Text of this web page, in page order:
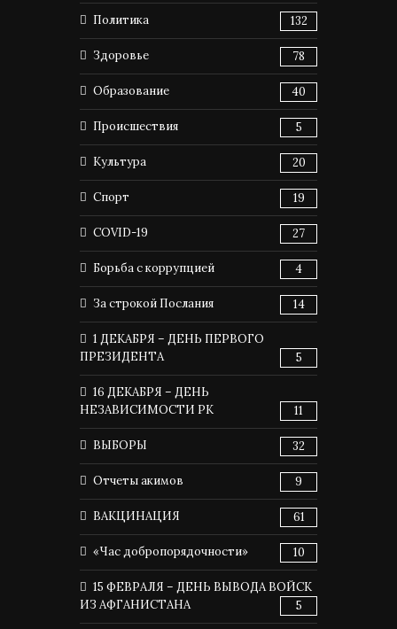
Политика 132
Здоровье 78
Образование 40
Происшествия 5
Культура 20
Спорт 19
COVID-19 27
Борьба с коррупцией 4
За строкой Послания 14
1 ДЕКАБРЯ – ДЕНЬ ПЕРВОГО
ПРЕЗИДЕНТА
5
16 ДЕКАБРЯ – ДЕНЬ
НЕЗАВИСИМОСТИ РК
11
ВЫБОРЫ 32
Отчеты акимов 9
ВАКЦИНАЦИЯ 61
«Час добропорядочности» 10
15 ФЕВРАЛЯ – ДЕНЬ ВЫВОДА ВОЙСК
ИЗ АФГАНИСТАНА
5